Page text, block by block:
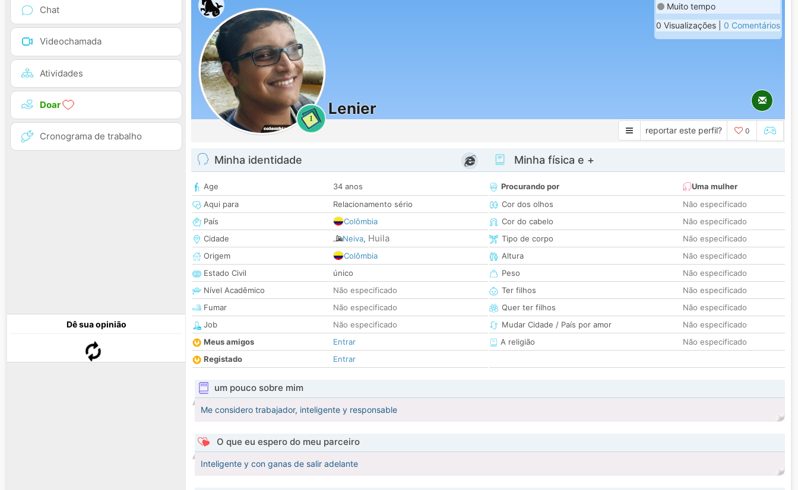
Chat
Videochamada
Atividades
Doar
Cronograma de trabalho
Dê sua opinião
1
Lenier
Muito tempo
0 Visualizações | 0 Comentários
reportar este perfil? 0
Minha identidade
Age
34 anos
Aqui para
Relacionamento sério
País
Colômbia
Cidade
Neiva, Huila
Origem
Colômbia
Estado Civil
único
Nível Acadêmico
Não especificado
Fumar
Não especificado
Job
Não especificado
Meus amigos
Entrar
Registado
Entrar
Minha física e +
Procurando por
Uma mulher
Cor dos olhos
Não especificado
Cor do cabelo
Não especificado
Tipo de corpo
Não especificado
Altura
Não especificado
Peso
Não especificado
Ter filhos
Não especificado
Quer ter filhos
Não especificado
Mudar Cidade / País por amor
Não especificado
A religião
Não especificado
um pouco sobre mim
Me considero trabajador, inteligente y responsable
O que eu espero do meu parceiro
Inteligente y con ganas de salir adelante